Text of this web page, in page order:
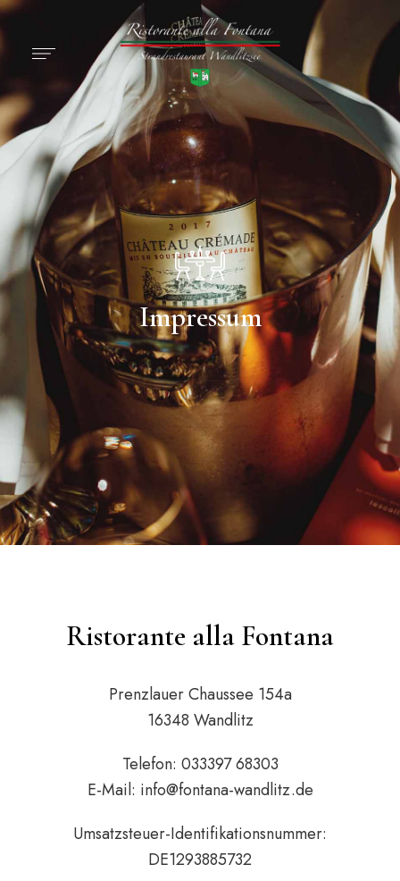
Impressum
Ristorante alla Fontana
Prenzlauer Chaussee 154a
16348 Wandlitz
Telefon: 033397 68303
E-Mail: info@fontana-wandlitz.de
Umsatzsteuer-Identifikationsnummer:
DE1293885732